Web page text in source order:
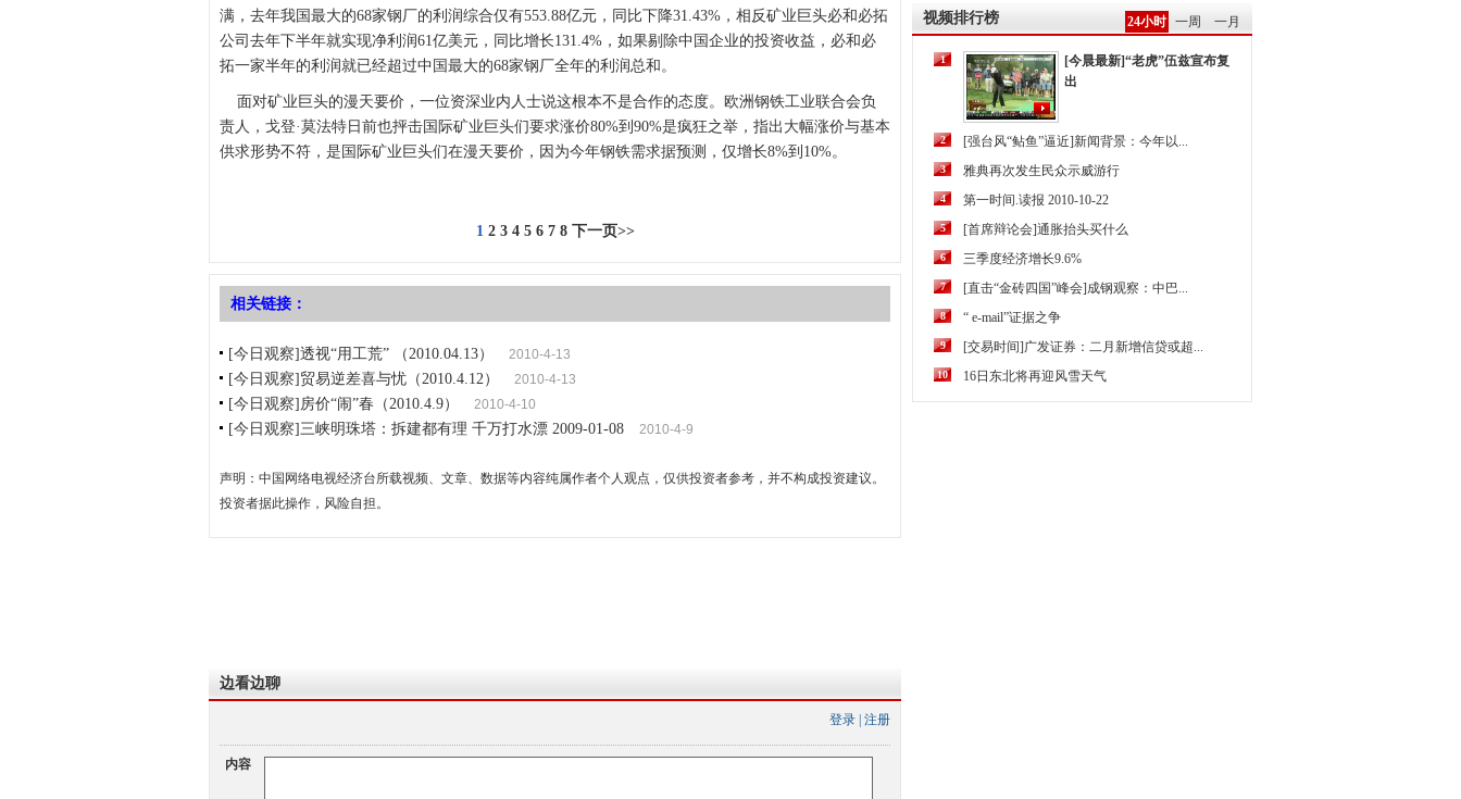
满，去年我国最大的68家钢厂的利润综合仅有553.88亿元，同比下降31.43%，相反矿业巨头必和必拓
公司去年下半年就实现净利润61亿美元，同比增长131.4%，如果剔除中国企业的投资收益，必和必
拓一家半年的利润就已经超过中国最大的68家钢厂全年的利润总和。
面对矿业巨头的漫天要价，一位资深业内人士说这根本不是合作的态度。欧洲钢铁工业联合会负
责人，戈登·莫法特日前也抨击国际矿业巨头们要求涨价80%到90%是疯狂之举，指出大幅涨价与基本
供求形势不符，是国际矿业巨头们在漫天要价，因为今年钢铁需求据预测，仅增长8%到10%。
1 2 3 4 5 6 7 8 下一页>>
相关链接：
[今日观察]透视“用工荒” （2010.04.13） 2010-4-13
[今日观察]贸易逆差喜与忧（2010.4.12） 2010-4-13
[今日观察]房价“闹”春（2010.4.9） 2010-4-10
[今日观察]三峡明珠塔：拆建都有理 千万打水漂 2009-01-08 2010-4-9
声明：中国网络电视经济台所载视频、文章、数据等内容纯属作者个人观点，仅供投资者参考，并不构成投资建议。
投资者据此操作，风险自担。
边看边聊
登录 注册
内容
视频排行榜 24小时 一周 一月
1
[今晨最新]“老虎”伍兹宣布复
出
2 [强台风“鲇鱼”逼近]新闻背景：今年以...
3 雅典再次发生民众示威游行
4 第一时间.读报 2010-10-22
5 [首席辩论会]通胀抬头买什么
6 三季度经济增长9.6%
7 [直击“金砖四国”峰会]成钢观察：中巴...
8 “ e-mail”证据之争
9 [交易时间]广发证券：二月新增信贷或超...
10 16日东北将再迎风雪天气